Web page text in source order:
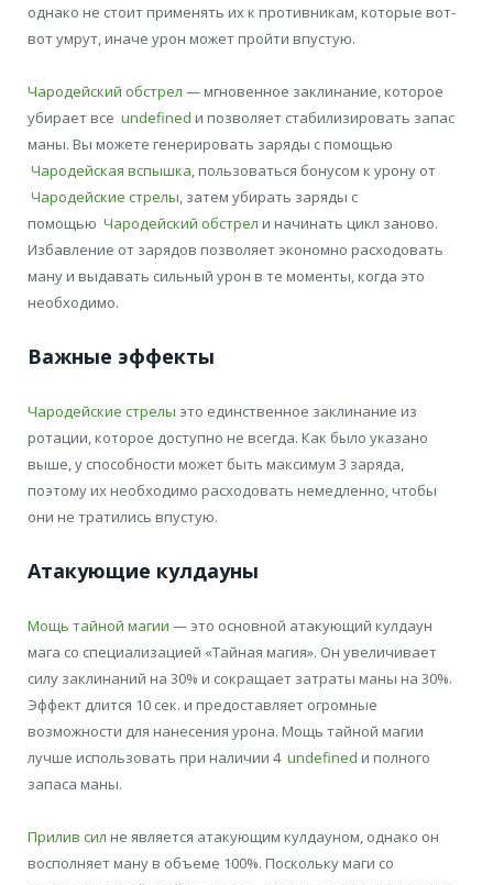
однако не стоит применять их к противникам, которые вот-
вот умрут, иначе урон может пройти впустую.
Чародейский обстрел — мгновенное заклинание, которое
убирает все undefined и позволяет стабилизировать запас
маны. Вы можете генерировать заряды с помощью
Чародейская вспышка, пользоваться бонусом к урону от
Чародейские стрелы, затем убирать заряды с
помощью Чародейский обстрел и начинать цикл заново.
Избавление от зарядов позволяет экономно расходовать
ману и выдавать сильный урон в те моменты, когда это
необходимо.
Важные эффекты
Чародейские стрелы это единственное заклинание из
ротации, которое доступно не всегда. Как было указано
выше, у способности может быть максимум 3 заряда,
поэтому их необходимо расходовать немедленно, чтобы
они не тратились впустую.
Атакующие кулдауны
Мощь тайной магии — это основной атакующий кулдаун
мага со специализацией «Тайная магия». Он увеличивает
силу заклинаний на 30% и сокращает затраты маны на 30%.
Эффект длится 10 сек. и предоставляет огромные
возможности для нанесения урона. Мощь тайной магии
лучше использовать при наличии 4 undefined и полного
запаса маны.
Прилив сил не является атакующим кулдауном, однако он
восполняет ману в объеме 100%. Поскольку маги со